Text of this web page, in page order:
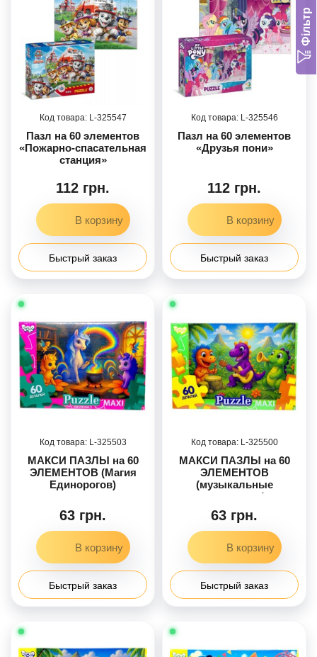
Фільтр
325547
Пазл на 60 элементов
«Пожарно-спасательная
станция»
112 грн.
Быстрый заказ
325546
Пазл на 60 элементов
«Друзья пони»
112 грн.
Быстрый заказ
325503
МАКСИ ПАЗЛЫ на 60
ЭЛЕМЕНТОВ (Магия
Единорогов)
63 грн.
Быстрый заказ
325500
МАКСИ ПАЗЛЫ на 60
ЭЛЕМЕНТОВ
(музыкальные
динозавры)
63 грн.
Быстрый заказ